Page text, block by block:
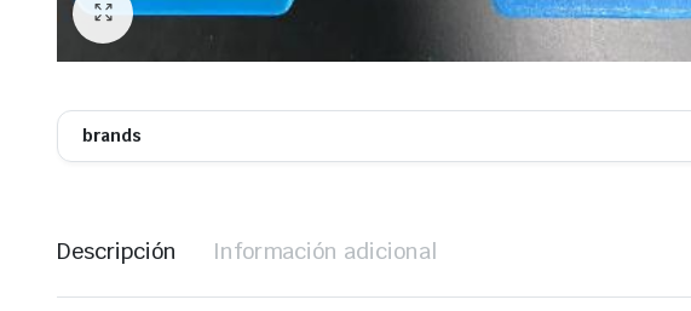
brands
Descripción Información adicional